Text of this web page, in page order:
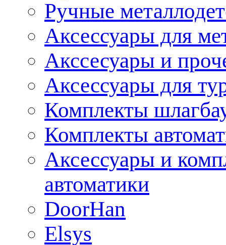
Ручные
Аксессуары для
Акссесуары и
Аксессуары для
Комплекты
Комплекты
Аксессуары и
автоматики
DoorHan
Elsys